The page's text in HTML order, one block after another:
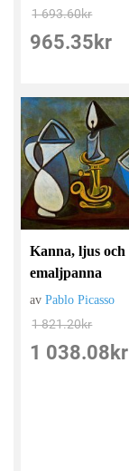
1 693.60kr
965.35 kr
Kanna, ljus och
emaljpanna
avPablo Picasso
1 821.20kr
1 038.08 kr